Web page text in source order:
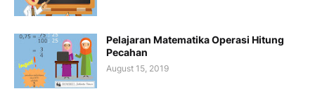
Pelajaran Matematika Operasi Hitung
Pecahan
August 15, 2019